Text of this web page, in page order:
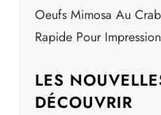
Oeufs Mimosa Au
Rapide Pour
LES
DÉCOUVRIR